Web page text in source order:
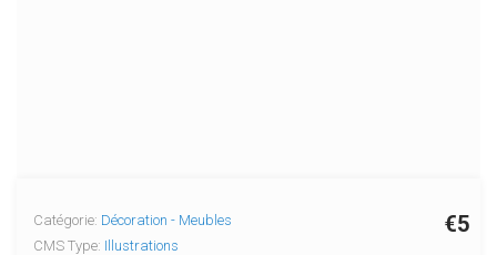
€5
Catégorie: Décoration - Meubles
CMS Type: Illustrations